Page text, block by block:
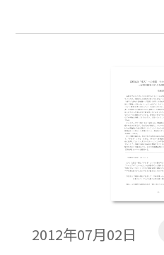
の一方で進学校の先
うになった。これは
如傾向をいっている。
2012年07月02日